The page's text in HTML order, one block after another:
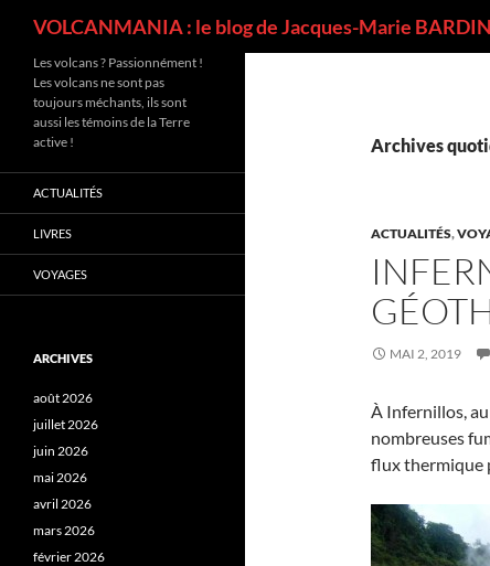
VOLCANMANIA : le blog de Jacques-Marie
Archives
ACTUALITÉS,
MAI 2, 2019
À Infernillos,
nombreuses
flux thermique
Les volcans ? Passionnément !
Les volcans ne sont pas
toujours méchants, ils sont
aussi les témoins de la Terre
active !
ACTUALITÉS
LIVRES
VOYAGES
ARCHIVES
août 2026
juillet 2026
juin 2026
mai 2026
avril 2026
mars 2026
février 2026